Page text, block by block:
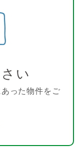
い
った物件をご